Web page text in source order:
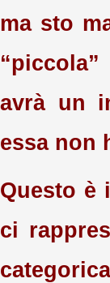
ma sto
avrà un
essa non
Questo è
ci